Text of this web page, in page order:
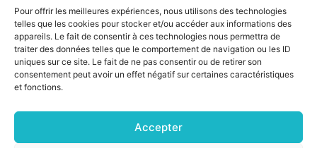
Pour offrir les meilleures expériences, nous utilisons des technologies
telles que les cookies pour stocker et/ou accéder aux informations des
appareils. Le fait de consentir à ces technologies nous permettra de
traiter des données telles que le comportement de navigation ou les ID
uniques sur ce site. Le fait de ne pas consentir ou de retirer son
consentement peut avoir un effet négatif sur certaines caractéristiques
et fonctions.
Accepter
: 8h30-12h
/ 14h -
17h30
contact@synia.fr
SITE CRÉÉ PAR :DIXIT L’AGENCE